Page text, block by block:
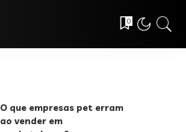
0
O que empresas pet erram
ao vender em